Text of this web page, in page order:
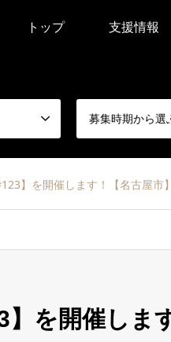
トップ 支援情報
募集時期から選
】を開催します！【名古屋市】
】を開催しま